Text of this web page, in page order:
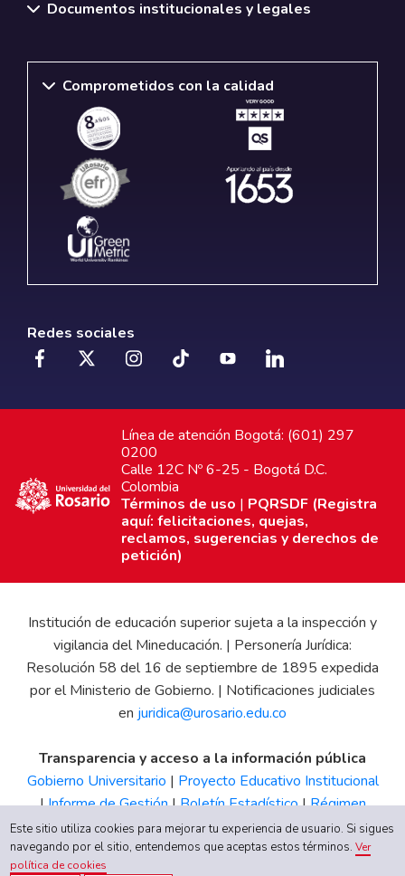
Documentos institucionales y legales
Comprometidos con la calidad
Redes sociales
Línea de atención Bogotá: (601) 297
0200
Calle 12C Nº 6-25 - Bogotá D.C.
Colombia
Términos de uso | PQRSDF (Registra
aquí: felicitaciones, quejas,
reclamos, sugerencias y derechos de
petición)
Institución de educación superior sujeta a la inspección y
vigilancia del Mineducación. | Personería Jurídica:
Resolución 58 del 16 de septiembre de 1895 expedida
por el Ministerio de Gobierno. | Notificaciones judiciales
en juridica@urosario.edu.co
Transparencia y acceso a la información pública
Gobierno Universitario | Proyecto Educativo Institucional
|Informe de Gestión|Boletín Estadístico|Régimen
Tributario|Estados Financieros |Código de Ética| Canal
de Integridad UR
Este sitio utiliza cookies para mejorar tu experiencia de usuario. Si sigues
navegando por el sitio, entendemos que aceptas estos términos.Ver
política de cookies